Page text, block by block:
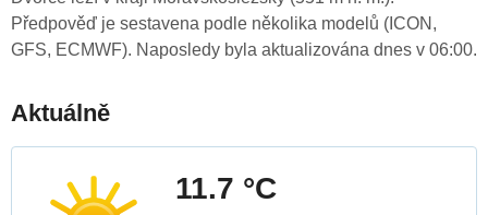
Předpověď je sestavena podle několika modelů (ICON,
GFS, ECMWF). Naposledy byla aktualizována dnes v 06:00.
Aktuálně
11.7 °C